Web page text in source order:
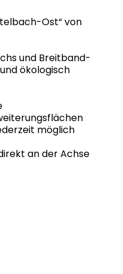
Ost“ von
und Breitband-
ökologisch
möglich
an der Achse